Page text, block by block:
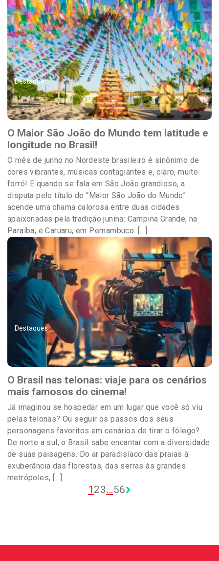
Destaques
O Maior São João do Mundo tem latitude e
longitude no Brasil!
O mês de junho no Nordeste brasileiro é sinônimo de
cores vibrantes, músicas contagiantes e, claro, muito
forró! E quando se fala em São João grandioso, a
disputa pelo título de “Maior São João do Mundo”
acende uma chama calorosa entre duas cidades
apaixonadas pela tradição junina: Campina Grande, na
Paraíba, e Caruaru, em Pernambuco. […]
Destaques
O Brasil nas telonas: viaje para os cenários
mais famosos do cinema!
Já imaginou se hospedar em um lugar que você só viu
pelas telonas? Ou seguir os passos dos seus
personagens favoritos em cenários de tirar o fôlego?
De norte a sul, o Brasil sabe encantar com a diversidade
de suas paisagens. Do ar paradisíaco das praias à
exuberância das florestas, das serras às grandes
metrópoles, […]
1 23…56